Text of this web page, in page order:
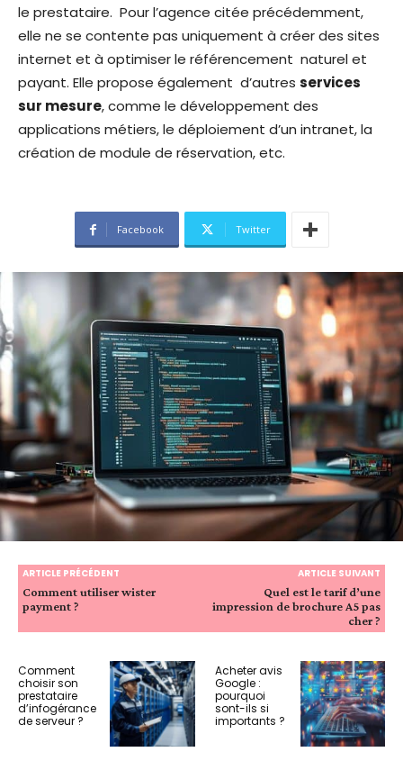
le prestataire. Pour l’agence citée précédemment,
elle ne se contente pas uniquement à créer des sites
internet et à optimiser le référencement naturel et
payant. Elle propose également d’autres services
sur mesure, comme le développement des
applications métiers, le déploiement d’un intranet, la
création de module de réservation, etc.
Facebook Twitter
ARTICLE PRÉCÉDENT
Comment utiliser wister
payment ?
ARTICLE SUIVANT
Quel est le tarif d’une
impression de brochure A5 pas
cher ?
Comment
choisir son
prestataire
d’infogérance
de serveur ?
Acheter avis
Google :
pourquoi
sont-ils si
importants ?